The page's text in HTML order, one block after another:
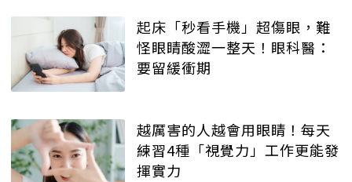
起床「秒看手機」超傷眼，難
怪眼睛酸澀一整天！眼科醫：
要留緩衝期
越厲害的人越會用眼睛！每天
練習4種「視覺力」工作更能發
揮實力